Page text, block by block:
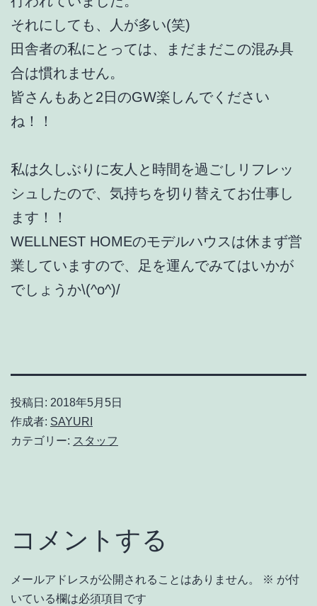
それにしても、人が多い(笑)
田舎者の私にとっては、まだまだこの混み具
合は慣れません。
皆さんもあと2日のGW楽しんでください
ね！！
私は久しぶりに友人と時間を過ごしリフレッ
シュしたので、気持ちを切り替えてお仕事し
ます！！
WELLNEST HOMEのモデルハウスは休まず営
業していますので、足を運んでみてはいかが
でしょうか\(^o^)/
投稿日: 2018年5月5日
作成者: SAYURI
カテゴリー: スタッフ
コメントする
メールアドレスが公開されることはありません。 ※ が付
いている欄は必須項目です